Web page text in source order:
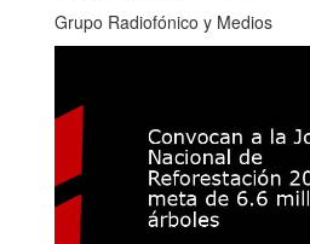
Grupo Radiofónico y Medios